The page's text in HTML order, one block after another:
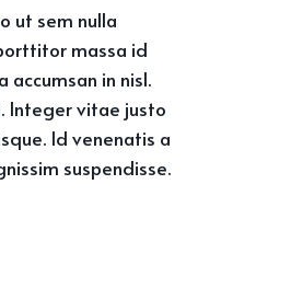
ut sem nulla
massa id
in nisl.
Integer vitae justo
Id venenatis a
suspendisse.